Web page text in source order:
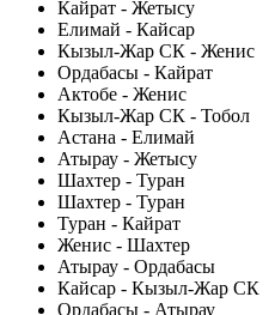
Кайрат - Жетысу
Елимай - Кайсар
Кызыл-Жар СК - Женис
Ордабасы - Кайрат
Актобе - Женис
Кызыл-Жар СК - Тобол
Астана - Елимай
Атырау - Жетысу
Шахтер - Туран
Шахтер - Туран
Туран - Кайрат
Женис - Шахтер
Атырау - Ордабасы
Кайсар - Кызыл-Жар СК
Ордабасы - Атырау